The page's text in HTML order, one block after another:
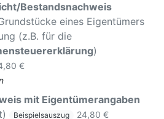
Bestandsnachweis
eines Eigentümers
(z.B. für die
)
€
mit Eigentümerangaben
Beispielsauszug
24,80 €